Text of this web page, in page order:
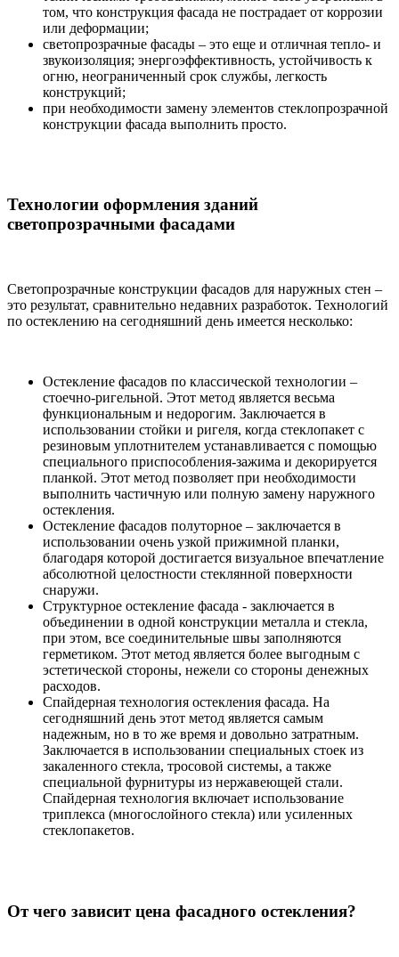
том, что конструкция фасада не пострадает от коррозии
или деформации;
светопрозрачные фасады – это еще и отличная тепло- и
звукоизоляция; энергоэффективность, устойчивость к
огню, неограниченный срок службы, легкость
конструкций;
при необходимости замену элементов стеклопрозрачной
конструкции фасада выполнить просто.
Технологии оформления зданий
светопрозрачными фасадами
Светопрозрачные конструкции фасадов для наружных стен –
это результат, сравнительно недавних разработок. Технологий
по остеклению на сегодняшний день имеется несколько:
Остекление фасадов по классической технологии –
стоечно-ригельной. Этот метод является весьма
функциональным и недорогим. Заключается в
использовании стойки и ригеля, когда стеклопакет с
резиновым уплотнителем устанавливается с помощью
специального приспособления-зажима и декорируется
планкой. Этот метод позволяет при необходимости
выполнить частичную или полную замену наружного
остекления.
Остекление фасадов полуторное – заключается в
использовании очень узкой прижимной планки,
благодаря которой достигается визуальное впечатление
абсолютной целостности стеклянной поверхности
снаружи.
Структурное остекление фасада - заключается в
объединении в одной конструкции металла и стекла,
при этом, все соединительные швы заполняются
герметиком. Этот метод является более выгодным с
эстетической стороны, нежели со стороны денежных
расходов.
Спайдерная технология остекления фасада. На
сегодняшний день этот метод является самым
надежным, но в то же время и довольно затратным.
Заключается в использовании специальных стоек из
закаленного стекла, тросовой системы, а также
специальной фурнитуры из нержавеющей стали.
Спайдерная технология включает использование
триплекса (многослойного стекла) или усиленных
стеклопакетов.
От чего зависит цена фасадного остекления?